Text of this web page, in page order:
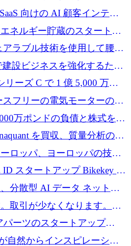
達ラウンドを終了
向けの AI 顧客インテリ
るために 100 万ドルを調達
ネルギー貯蔵のスタートア
が新たな投資ラウンドで
得
アラブル技術を使用して腰痛
に再考しているか
建設ビジネスを強化するため
調達
リーズ C で 1 億 5,000 万ド
運営向けにエージェント AI
フリーの電気モーターの革
に1,600万ポンドを確保
万ポンドの負債と株式を調
を買収、質量分析の専
オ医薬品の品質管理を拡大
ロッパ、ヨーロッパの技術
るために11億ユーロのファ
スタートアップ Bikekey が
資を確保
分散型 AI データ ネットワ
万ドルを調達
取引が少なくなります。
ヨーロッパのテクノロジーに
ーツのスタートアップ
ドルを調達
自然からインスピレーショ